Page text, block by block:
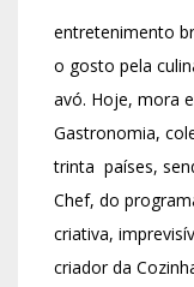
entretenimento
o gosto pela
avó. Hoje, mora
Gastronomia,
trinta países,
Chef, do
criativa,
criador da